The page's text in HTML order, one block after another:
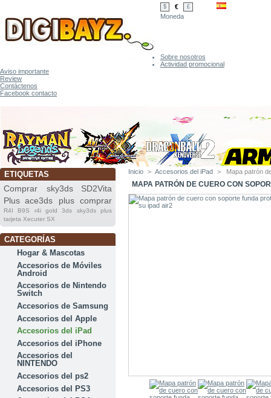
$ € £
Moneda
Sobre nosotros
Actividad promocional
Aviso importante
Review
Contáctenos
Facebook contacto
ETIQUETAS
Comprar sky3ds
SD2Vita
Plus ace3ds plus comprar
R4I B9S r4i gold 3ds
sky3ds plus
tarjeta Xecuter SX
CATEGORÍAS
Hogar & Mascotas
Accesorios de Móviles
Android
Accesorios de Nintendo
Switch
Accesorios de Samsung
Accesorios del Apple
Accesorios del iPad
Accesorios del iPhone
Accesorios del
NINTENDO
Accesorios del ps2
Accesorios del PS3
Inicio > Accesorios del iPad > Mapa patrón
MAPA PATRÓN DE CUERO CON